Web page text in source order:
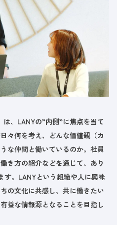
、LANYの”内側”に焦点を当て
々何を考え、どんな価値観（カ
な仲間と働いているのか。社員
き方の紹介などを通じて、あり
す。LANYという組織や人に興味
の文化に共感し、共に働きたい
益な情報源となることを目指し